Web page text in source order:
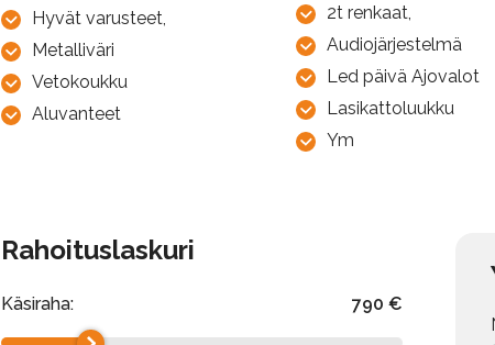
Hyvät varusteet,
Metalliväri
Vetokoukku
Aluvanteet
2t renkaat,
Audiojärjestelmä
Led päivä Ajovalot
Lasikattoluukku
Ym
Rahoituslaskuri
Käsiraha: 790 €